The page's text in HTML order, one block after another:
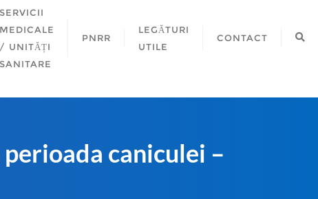
SERVICII
MEDICALE
/ UNITĂȚI
SANITARE
PNRR
LEGĂTURI
UTILE
CONTACT
caniculei –